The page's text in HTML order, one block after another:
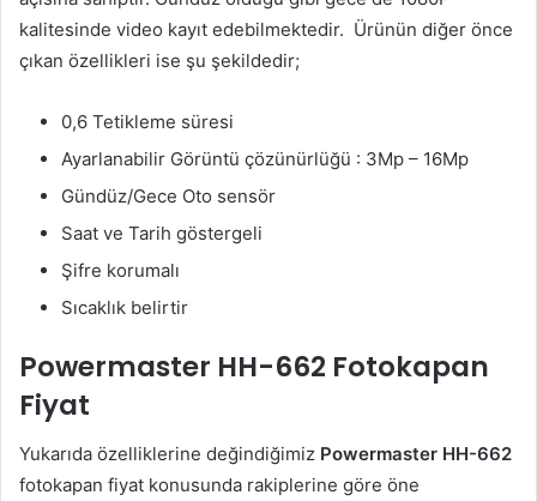
kalitesinde video kayıt edebilmektedir. Ürünün diğer önce
çıkan özellikleri ise şu şekildedir;
0,6 Tetikleme süresi
Ayarlanabilir Görüntü çözünürlüğü : 3Mp – 16Mp
Gündüz/Gece Oto sensör
Saat ve Tarih göstergeli
Şifre korumalı
Sıcaklık belirtir
Powermaster HH-662 Fotokapan
Fiyat
Yukarıda özelliklerine değindiğimiz Powermaster HH-662
fotokapan fiyat konusunda rakiplerine göre öne